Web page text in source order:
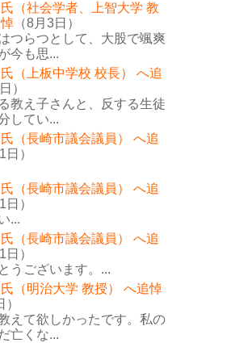
（社会学者、上智大学 教
（8月3日）
つらつとして、大股で颯爽
今も思...
（上板中学校 校長） へ追
）
教え子さんと、反する生徒
してい...
（長崎市議会議員） へ追
日）
（長崎市議会議員） へ追
日）
...
（長崎市議会議員） へ追
日）
うございます。...
氏（明治大学 教授） へ追悼
えて欲しかったです。私の
亡くな...